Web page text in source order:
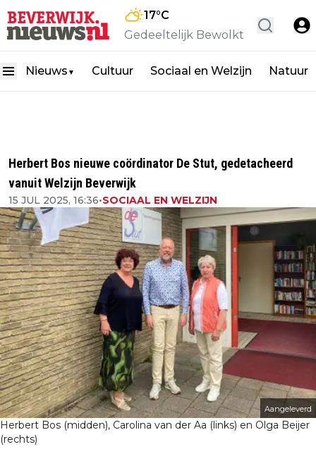
17°C
Gedeeltelijk Bewolkt
Nieuws ▼ Cultuur Sociaal en Welzijn Natuur
Herbert Bos nieuwe coördinator De Stut, gedetacheerd
vanuit Welzijn Beverwijk
15 JUL 2025, 16:36•SOCIAAL EN WELZIJN
Aangeleverd
Herbert Bos (midden), Carolina van der Aa (links) en Olga Beijer
(rechts)